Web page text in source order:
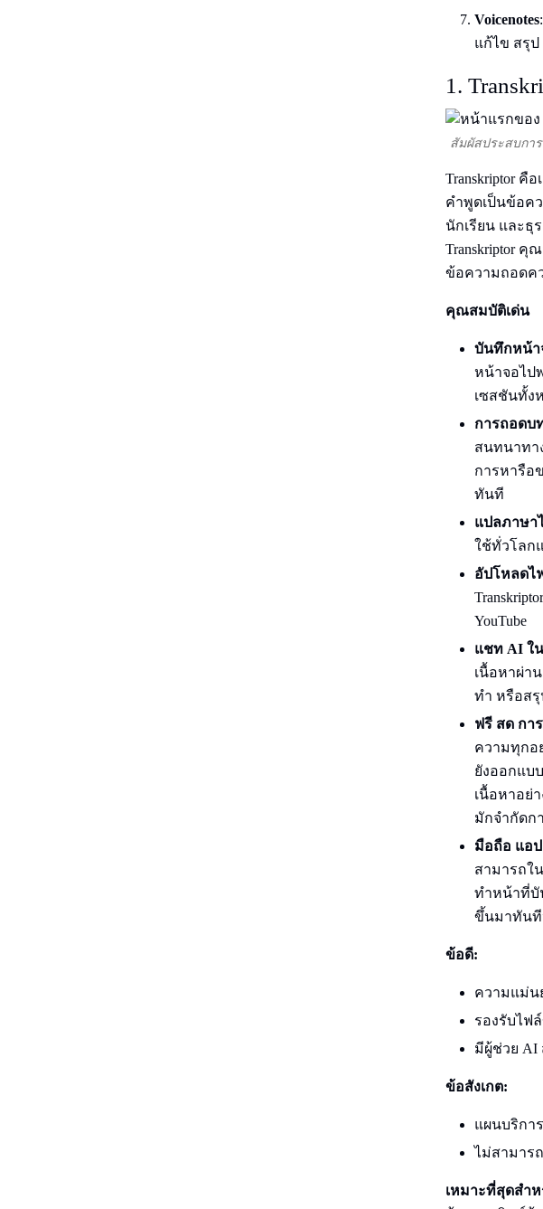
Voicenotes
แก้ไข สรุป
1.
สัมผัสประสบกา
Transkriptor คื
คำพูดเป็นข้อค
นักเรียน และธุ
Transkriptor คุ
ข้อความถอดค
คุณสมบัติเด่น
บันทึกหน้า
หน้าจอไป
เซสชันทั้ง
การถอดบ
สนทนาทา
การหารือ
ทันที
แปลภาษา
ใช้ทั่วโลก
อัปโหลดไ
YouTube
แชท AI ใ
เนื้อหาผ่า
ทำ หรือสรุ
ฟรี สด กา
ความทุกอ
ยังออกแบ
เนื้อหาอย่
มักจำกัดก
มือถือ แอป
สามารถใ
ทำหน้าที่บั
ขึ้นมาทันที
ข้อดี:
ความแม่น
รองรับไฟ
มีผู้ช่วย AI
ข้อสังเกต:
แผนบริกา
ไม่สามาร
เหมาะที่สุดสำ